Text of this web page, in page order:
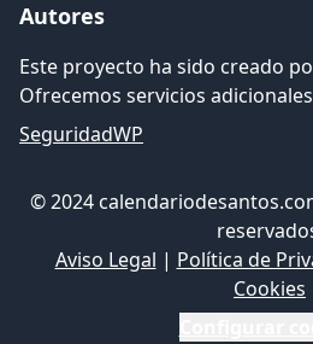
Autores
Este proyecto ha sido creado
Ofrecemos servicios
SeguridadWP
© 2024
Aviso Legal | Política de
Cookies